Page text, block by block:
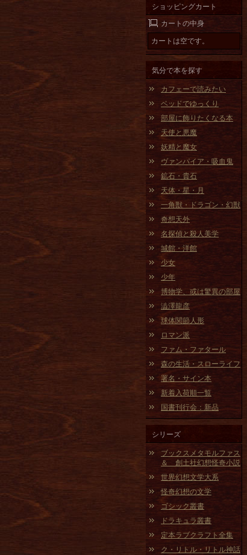
ショッピングカート
カートの中身
カートは空です。
気分で本を探す
カフェーで読みたい
ベッドでゆっくり
部屋に飾りたくなる本
天使と悪魔
妖精と魔女
ヴァンパイア・吸血鬼
鉱石・貴石
天体・星・月
一角獣・ドラゴン・幻獣
奇想天外
名探偵と殺人美学
城館・洋館
少女
少年
博物学、或は驚異の部屋
澁澤龍彦
球体関節人形
ロマン派
ファム・ファタール
森の生活・スローライフ
署名・サイン本
新着入荷順一覧
国書刊行会：新品
シリーズ
ブックスメタモルファス
＆ 創土社幻想怪奇小説
世界幻想文学大系
怪奇幻想の文学
ゴシック叢書
ドラキュラ叢書
定本ラブクラフト全集
ク・リトル・リトル神話